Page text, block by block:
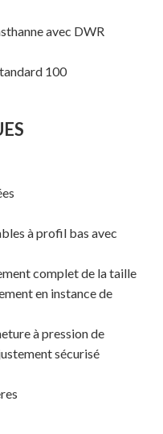
vide.
LIGNE
avec DWR
100
à profil bas avec
complet de la taille
en instance de
à pression de
sécurisé